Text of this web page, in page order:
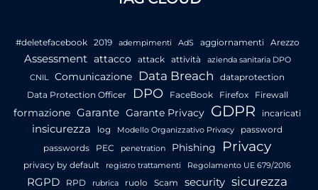
#deletefacebook 2019 adempimenti AdS aggiornamenti Arezzo
Assessment attacco attack attività
azienda sanitaria DPO
CNIL
Comunicazione Data Breach
dataprotection
Data Protection Officer
DPO FaceBook Firefox Firewall
formazione Garante Garante Privacy GDPR incaricati
insicurezza log Modello Organizzativo Privacy
password
passwords
PEC penetration Phishing Privacy
privacy by default registro trattamenti Regolamento UE 679/2016
RGPD RPD rubrica ruolo Scam security sicurezza